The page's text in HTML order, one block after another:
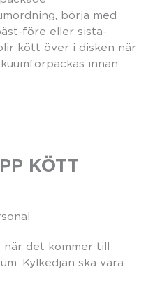
börja med
före eller sista-
kött över i disken när
innan
KÖTT
det kommer till
Kylkedjan ska vara